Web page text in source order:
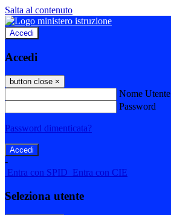
Salta al contenuto
Accedi
Accedi
button close ×
Nome Utente
Password
Password dimenticata?
-
Entra con SPID Entra con CIE
Seleziona utente